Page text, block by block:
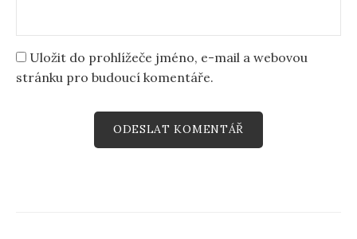
Uložit do prohlížeče jméno, e-mail a webovou
stránku pro budoucí komentáře.